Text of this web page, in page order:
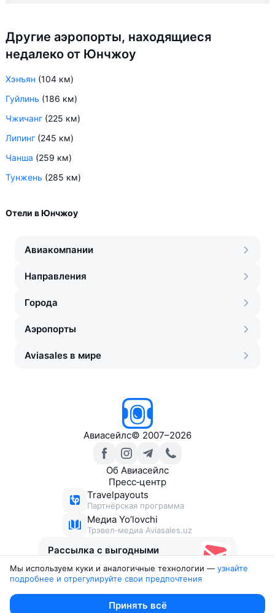
Другие аэропорты, находящиеся
недалеко от Юнчжоу
Хэнъян (104 км)
Гуйлинь (186 км)
Чжичанг (225 км)
Липинг (245 км)
Чанша (259 км)
Тунжень (285 км)
Отели в Юнчжоу
Авиакомпании
Направления
Города
Аэропорты
Aviasales в мире
Авиасейлс© 2007–2026
Об Авиасейлс
Пресс‑центр
Travelpayouts
Партнёрская программа
Медиа Yo’lovchi
Трэвел‑медиа Aviasales.uz
Рассылка с выгодными
Юридические документы
Мы используем куки и аналогичные технологии — узнайте
подробнее и отрегулируйте свои предпочтения
Принять всё